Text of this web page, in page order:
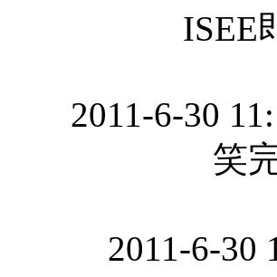
ISEE
2011-6-30
笑
2011-6-30